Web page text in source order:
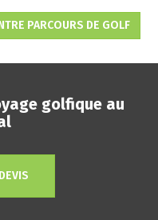
PARCOURS DE GOLF
golfique au